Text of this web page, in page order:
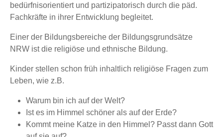
bedürfnisorientiert und partizipatorisch durch die päd.
Fachkräfte in ihrer Entwicklung begleitet.
Einer der Bildungsbereiche der Bildungsgrundsätze
NRW ist die religiöse und ethnische Bildung.
Kinder stellen schon früh inhaltlich religiöse Fragen zum
Leben, wie z.B.
Warum bin ich auf der Welt?
Ist es im Himmel schöner als auf der Erde?
Kommt meine Katze in den Himmel? Passt dann Gott